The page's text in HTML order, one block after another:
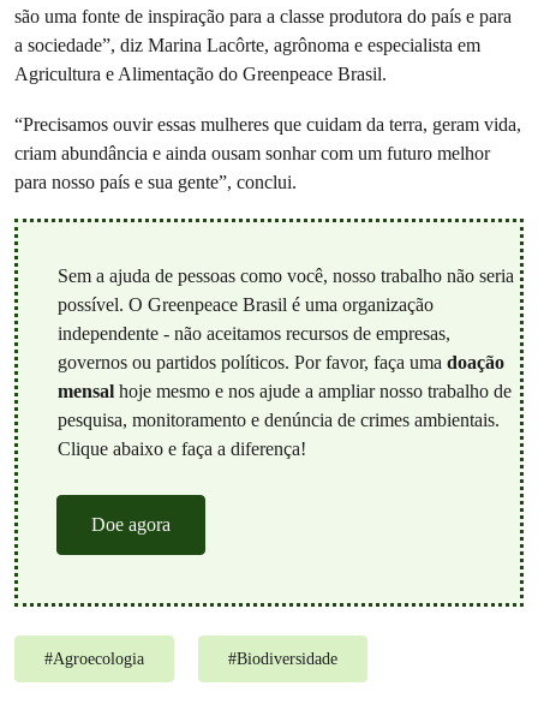
são uma fonte de inspiração para a classe produtora do país e para
a sociedade”, diz Marina Lacôrte, agrônoma e especialista em
Agricultura e Alimentação do Greenpeace Brasil.
“Precisamos ouvir essas mulheres que cuidam da terra, geram vida,
criam abundância e ainda ousam sonhar com um futuro melhor
para nosso país e sua gente”, conclui.
Sem a ajuda de pessoas como você, nosso trabalho não seria
possível. O Greenpeace Brasil é uma organização
independente - não aceitamos recursos de empresas,
governos ou partidos políticos. Por favor, faça uma doação
mensalhoje mesmo e nos ajude a ampliar nosso trabalho de
pesquisa, monitoramento e denúncia de crimes ambientais.
Clique abaixo e faça a diferença!
Doe agora
#Agroecologia #Biodiversidade